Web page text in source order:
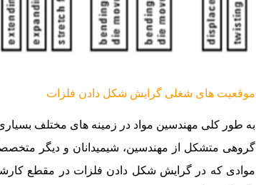
موقعیت های شغلی گرایش شکل دادن فلزات
به طور کلی مهندسین مواد در زمینه های مختلف
گروهی متشکل از مهندسین، شیمیدانان و دیگر
موادی که در گرایش شکل دادن فلزات در مقطع